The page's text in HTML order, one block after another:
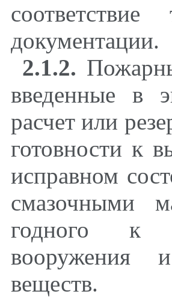
соответствие
документации.
2.1.2.
введенные в
расчет или
готовности к
исправном
смазочными
годного к
вооружения
веществ.